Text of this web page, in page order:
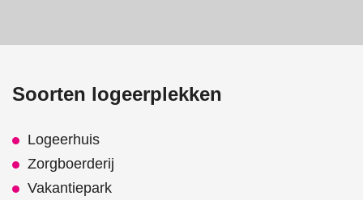
Soorten logeerplekken
Logeerhuis
Zorgboerderij
Vakantiepark